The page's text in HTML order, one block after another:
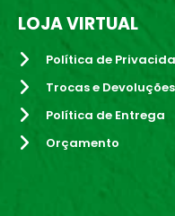
LOJA VIRTUAL
Política de
Trocas e Devoluções
Política de Entrega
Orçamento